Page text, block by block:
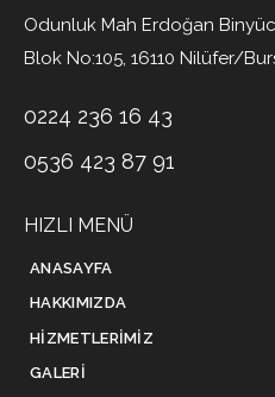
Odunluk Mah Erdoğan
Blok No:105, 16110 Nilüfer/
0224 236 16 43
0536 423 87 91
HIZLI MENÜ
ANASAYFA
HAKKIMIZDA
HIZMETLERIMIZ
GALERI